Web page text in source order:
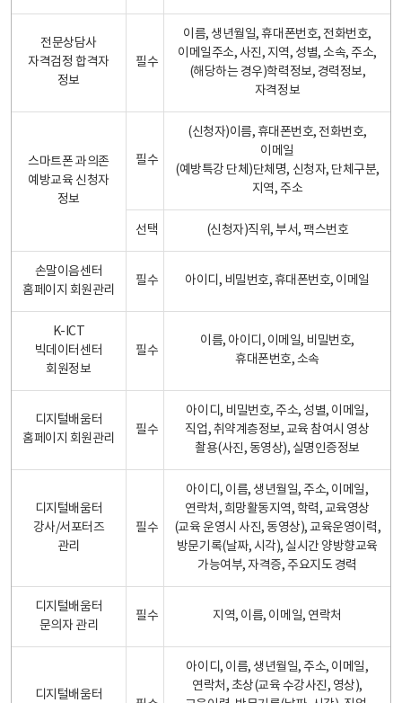
전문상담사
자격검정 합격자
정보
필수
이름, 생년월일, 휴대폰번호, 전화번호,
이메일주소, 사진, 지역, 성별, 소속, 주소,
(해당하는 경우)학력정보, 경력정보,
자격정보
스마트폰 과의존
예방교육 신청자
정보
필수
(신청자)이름, 휴대폰번호, 전화번호,
이메일
(예방특강 단체)단체명, 신청자, 단체구분,
지역, 주소
선택 (신청자)직위, 부서, 팩스번호
손말이음센터
홈페이지 회원관리
필수 아이디, 비밀번호, 휴대폰번호, 이메일
K-ICT
빅데이터센터
회원정보
필수
이름, 아이디, 이메일, 비밀번호,
휴대폰번호, 소속
디지털배움터
홈페이지 회원관리
필수
아이디, 비밀번호, 주소, 성별, 이메일,
직업, 취약계층정보, 교육 참여시 영상
촬용(사진, 동영상), 실명인증정보
디지털배움터
강사/서포터즈
관리
필수
아이디, 이름, 생년월일, 주소, 이메일,
연락처, 희망활동지역, 학력, 교육영상
(교육 운영시 사진, 동영상), 교육운영이력,
방문기록(날짜, 시각), 실시간 양방향교육
가능여부, 자격증, 주요지도 경력
디지털배움터
문의자 관리
필수 지역, 이름, 이메일, 연락처
디지털배움터
아이디, 이름, 생년월일, 주소, 이메일,
연락처, 초상(교육 수강사진, 영상),